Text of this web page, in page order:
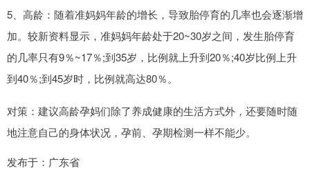
5、高龄：随着准妈妈年龄的增长，导致胎停育的几率也会逐渐增
加。较新资料显示，准妈妈年龄处于20~30岁之间，发生胎停育
的几率只有9％~17％;到35岁，比例就上升到20％;40岁比例上升
到40％;到45岁时，比例就高达80％。
对策：建议高龄孕妈们除了养成健康的生活方式外，还要随时随
地注意自己的身体状况，孕前、孕期检测一样不能少。
发布于：广东省